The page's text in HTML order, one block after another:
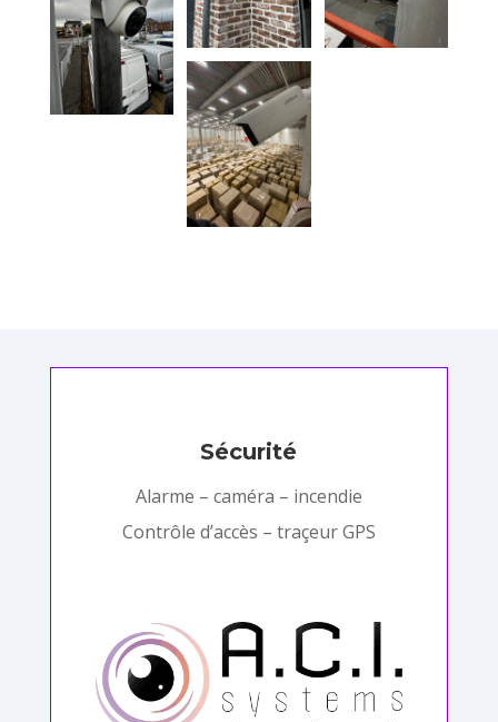
Sécurité
Alarme – caméra – incendie
Contrôle d’accès – traçeur GPS